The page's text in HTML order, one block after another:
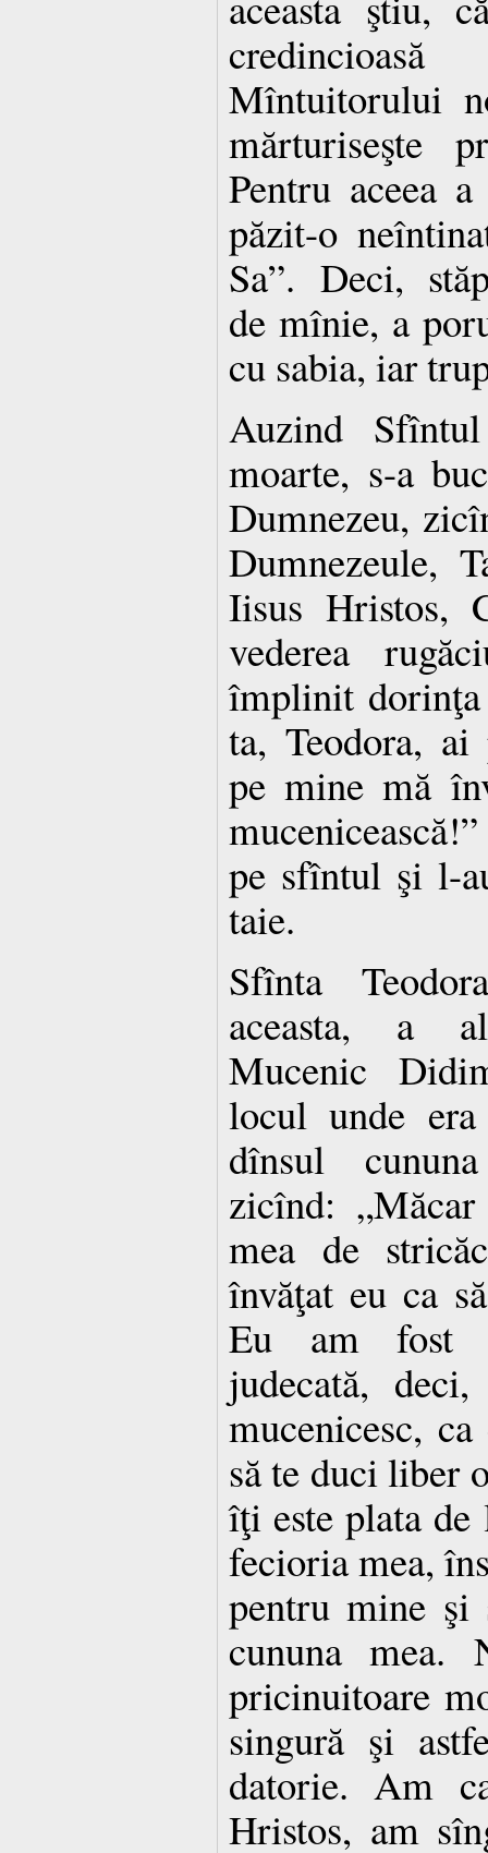
Mîntuitorului
mărturiseşte
Pentru aceea
păzit-o
Sa”. Deci,
de mînie, a
cu sabia, iar
Auzind
moarte, s-a
Dumnezeu,
Dumnezeule,
Iisus Hristos,
vederea
împlinit dorinţa
ta, Teodora,
pe mine mă
pe sfîntul şi l-
taie.
Sfînta
aceasta, a
Mucenic
locul unde
dînsul
zicînd:
mea de
învăţat eu ca
Eu am fost
judecată,
mucenicesc,
să te duci liber
îţi este plata
fecioria mea,
pentru mine şi
cununa
pricinuitoare
singură şi
datorie. Am
Hristos, am